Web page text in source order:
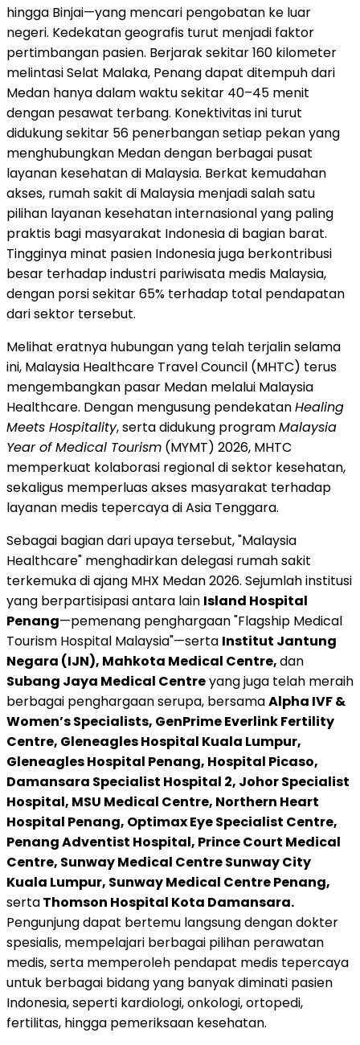
hingga Binjai—yang mencari pengobatan ke luar
negeri. Kedekatan geografis turut menjadi faktor
pertimbangan pasien. Berjarak sekitar 160 kilometer
melintasi Selat Malaka, Penang dapat ditempuh dari
Medan hanya dalam waktu sekitar 40–45 menit
dengan pesawat terbang. Konektivitas ini turut
didukung sekitar 56 penerbangan setiap pekan yang
menghubungkan Medan dengan berbagai pusat
layanan kesehatan di Malaysia. Berkat kemudahan
akses, rumah sakit di Malaysia menjadi salah satu
pilihan layanan kesehatan internasional yang paling
praktis bagi masyarakat Indonesia di bagian barat.
Tingginya minat pasien Indonesia juga berkontribusi
besar terhadap industri pariwisata medis Malaysia,
dengan porsi sekitar 65% terhadap total pendapatan
dari sektor tersebut.
Melihat eratnya hubungan yang telah terjalin selama
ini, Malaysia Healthcare Travel Council (MHTC) terus
mengembangkan pasar Medan melalui Malaysia
Healthcare. Dengan mengusung pendekatanHealing
Meets Hospitality, serta didukung programMalaysia
Year of Medical Tourism (MYMT) 2026, MHTC
memperkuat kolaborasi regional di sektor kesehatan,
sekaligus memperluas akses masyarakat terhadap
layanan medis tepercaya di Asia Tenggara.
Sebagai bagian dari upaya tersebut, "Malaysia
Healthcare" menghadirkan delegasi rumah sakit
terkemuka di ajang MHX Medan 2026. Sejumlah institusi
yang berpartisipasi antara lain Island Hospital
Penang—pemenang penghargaan "Flagship Medical
Tourism Hospital Malaysia"—serta Institut Jantung
Negara (IJN), Mahkota Medical Centre,dan
Subang Jaya Medical Centreyang juga telah meraih
berbagai penghargaan serupa, bersamaAlpha IVF &
Women’s Specialists, GenPrime Everlink Fertility
Centre, Gleneagles Hospital Kuala Lumpur,
Gleneagles Hospital Penang, Hospital Picaso,
Damansara Specialist Hospital 2, Johor Specialist
Hospital, MSU Medical Centre, Northern Heart
Hospital Penang, Optimax Eye Specialist Centre,
Penang Adventist Hospital, Prince Court Medical
Centre, Sunway Medical Centre Sunway City
Kuala Lumpur, Sunway Medical Centre Penang,
sertaThomson Hospital Kota Damansara.
Pengunjung dapat bertemu langsung dengan dokter
spesialis, mempelajari berbagai pilihan perawatan
medis, serta memperoleh pendapat medis tepercaya
untuk berbagai bidang yang banyak diminati pasien
Indonesia, seperti kardiologi, onkologi, ortopedi,
fertilitas, hingga pemeriksaan kesehatan.